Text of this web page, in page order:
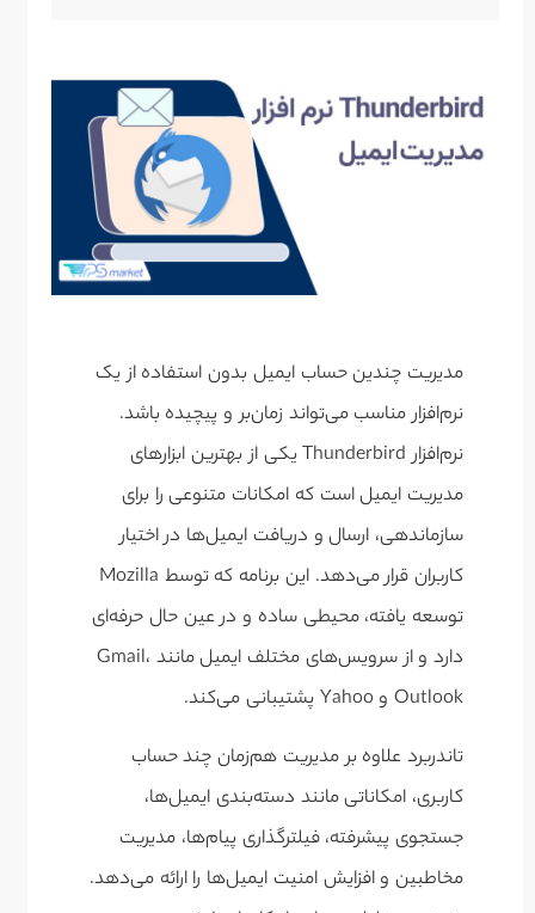
مدیریت چندین حساب ایمیل بدون استفاده از یک
نرم‌افزار مناسب می‌تواند زمان‌بر و پیچیده باشد.
نرم‌افزارThunderbird یکی از بهترین ابزارهای
مدیریت ایمیل است که امکانات متنوعی را برای
سازماندهی، ارسال و دریافت ایمیل‌ها در اختیار
کاربران قرار می‌دهد. این برنامه که توسط Mozilla
توسعه یافته، محیطی ساده و در عین حال حرفه‌ای
دارد و از سرویس‌های مختلف ایمیل مانند Gmail،
Outlook و Yahoo پشتیبانی می‌کند.
تاندر‌برد علاوه بر مدیریت هم‌زمان چند حساب
کاربری، امکاناتی مانند دسته‌بندی ایمیل‌ها،
جستجوی پیشرفته، فیلترگذاری پیام‌ها، مدیریت
مخاطبین و افزایش امنیت ایمیل‌ها را ارائه می‌دهد.